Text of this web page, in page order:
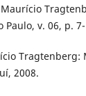
Maurício
Paulo, v. 06, p.
2008.